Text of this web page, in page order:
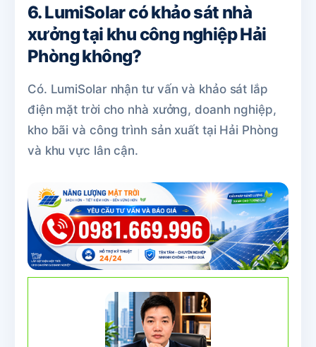
6. LumiSolar có khảo sát nhà
xưởng tại khu công nghiệp Hải
Phòng không?
Có. LumiSolar nhận tư vấn và khảo sát lắp
điện mặt trời cho nhà xưởng, doanh nghiệp,
kho bãi và công trình sản xuất tại Hải Phòng
và khu vực lân cận.